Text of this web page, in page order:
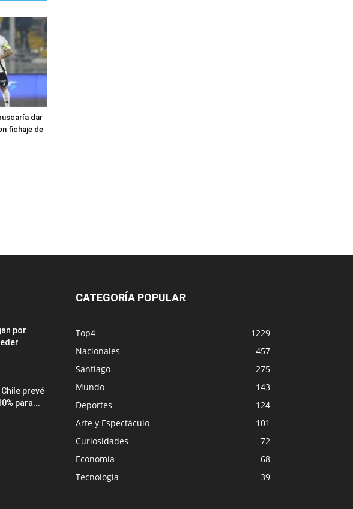
dar
fichaje de
por
prevé
para...
CATEGORÍA POPULAR
Top4
1229
Nacionales
457
Santiago
275
Mundo
143
Deportes
124
Arte y Espectáculo
101
Curiosidades
72
Economía
68
Tecnología
39